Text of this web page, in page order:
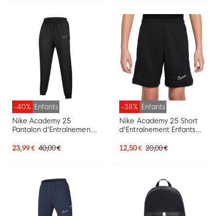
-40% Enfants
Nike Academy 25
Pantalon d'Entraînement
23,99 € 40,00 €
-38% Enfants
Nike Academy 25 Short
d'Entraînement Enfants
12,50 € 20,00 €